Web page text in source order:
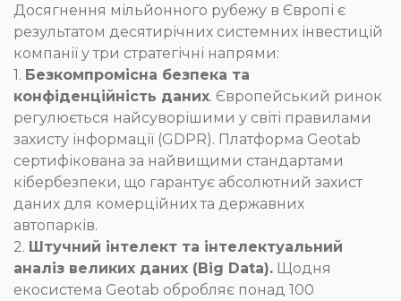
Досягнення мільйонного рубежу в Європі є
результатом десятирічних системних інвестицій
компанії у три стратегічні напрями:
1. Безкомпромісна безпека та
конфіденційність даних. Європейський ринок
регулюється найсуворішими у світі правилами
захисту інформації (GDPR). Платформа Geotab
сертифікована за найвищими стандартами
кібербезпеки, що гарантує абсолютний захист
даних для комерційних та державних
автопарків.
2. Штучний інтелект та інтелектуальний
аналіз великих даних (Big Data). Щодня
екосистема Geotab обробляє понад 100